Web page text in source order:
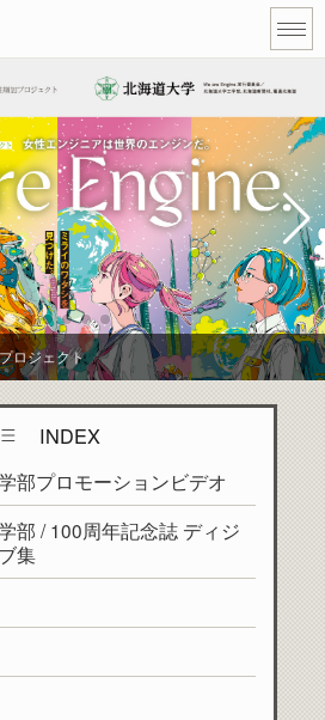
ロジェクト
INDEX
部プロモーションビデオ
部 / 100周年記念誌 ディジ
集